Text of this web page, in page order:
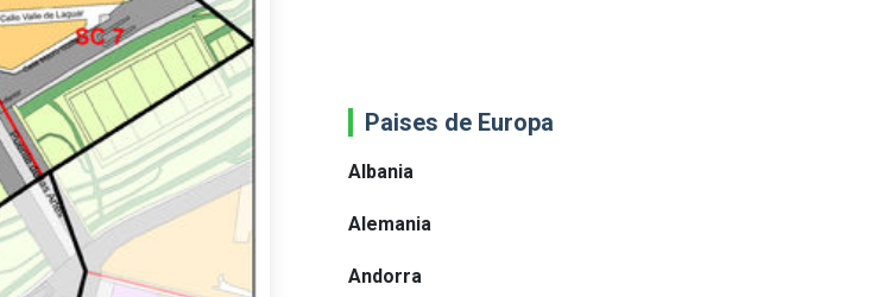
Paises de Europa
Albania
Alemania
Andorra